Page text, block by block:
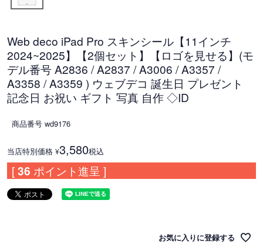
Web deco iPad Pro スキンシール【11インチ
2024~2025】【2個セット】【ロゴを見せる】(モ
デル番号 A2836 / A2837 / A3006 / A3357 /
A3358 / A3359 ) ウェブデコ 誕生日 プレゼント
記念日 お祝い ギフト 写真 自作 ◇ID
商品番号 wd9176
当店特別価格 ¥3,580税込
[36 ポイント進呈 ]
お気に入りに登録する